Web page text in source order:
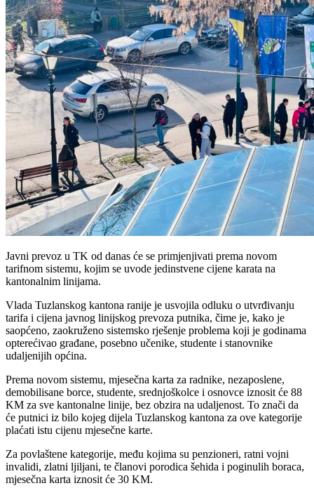
Javni prevoz u TK od danas će se primjenjivati prema novom
tarifnom sistemu, kojim se uvode jedinstvene cijene karata na
kantonalnim linijama.
Vlada Tuzlanskog kantona ranije je usvojila odluku o utvrđivanju
tarifa i cijena javnog linijskog prevoza putnika, čime je, kako je
saopćeno, zaokruženo sistemsko rješenje problema koji je godinama
opterećivao građane, posebno učenike, studente i stanovnike
udaljenijih općina.
Prema novom sistemu, mjesečna karta za radnike, nezaposlene,
demobilisane borce, studente, srednjoškolce i osnovce iznosit će 88
KM za sve kantonalne linije, bez obzira na udaljenost. To znači da
će putnici iz bilo kojeg dijela Tuzlanskog kantona za ove kategorije
plaćati istu cijenu mjesečne karte.
Za povlaštene kategorije, među kojima su penzioneri, ratni vojni
invalidi, zlatni ljiljani, te članovi porodica šehida i poginulih boraca,
mjesečna karta iznosit će 30 KM.